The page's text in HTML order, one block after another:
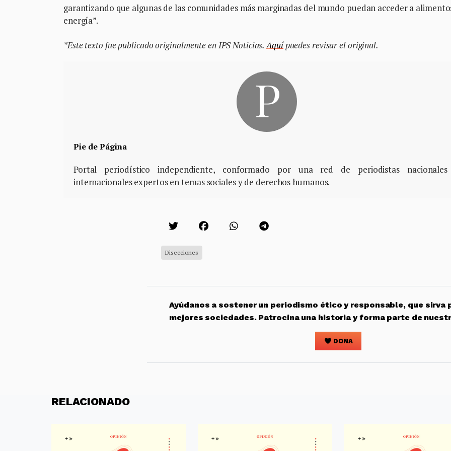
garantizando que algunas de las comunidades más marginadas del mundo puedan acceder a
energía”.
*Este texto fue publicado originalmente en IPS Noticias.Aquípuedes revisar el original.
Pie de Página
Portal periodístico independiente, conformado por una red de periodistas
internacionales expertos en temas sociales y de derechos humanos.
Disecciones
Ayúdanos a sostener un periodismo ético y responsable, que sirva
mejores sociedades. Patrocina una historia y forma parte de
DONA
RELACIONADO